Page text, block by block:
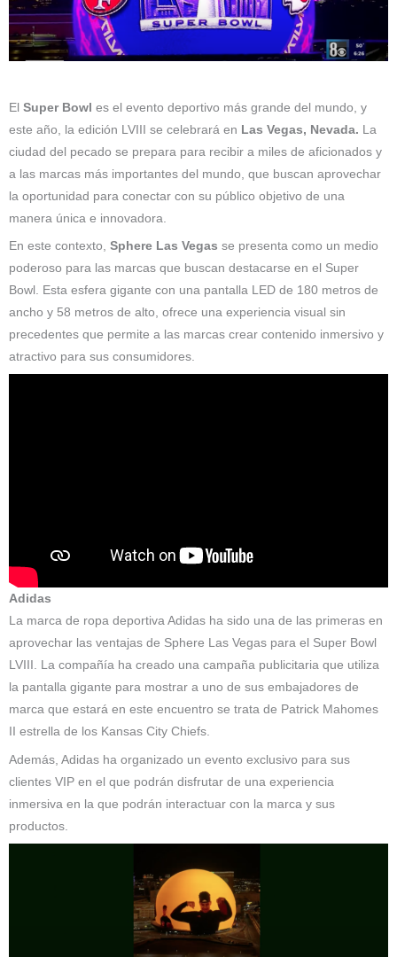
El Super Bowl es el evento deportivo más grande del mundo, y
este año, la edición LVIII se celebrará en Las Vegas, Nevada. La
ciudad del pecado se prepara para recibir a miles de aficionados y
a las marcas más importantes del mundo, que buscan aprovechar
la oportunidad para conectar con su público objetivo de una
manera única e innovadora.
En este contexto, Sphere Las Vegas se presenta como un medio
poderoso para las marcas que buscan destacarse en el Super
Bowl. Esta esfera gigante con una pantalla LED de 180 metros de
ancho y 58 metros de alto, ofrece una experiencia visual sin
precedentes que permite a las marcas crear contenido inmersivo y
atractivo para sus consumidores.
Adidas
La marca de ropa deportiva Adidas ha sido una de las primeras en
aprovechar las ventajas de Sphere Las Vegas para el Super Bowl
LVIII. La compañía ha creado una campaña publicitaria que utiliza
la pantalla gigante para mostrar a uno de sus embajadores de
marca que estará en este encuentro se trata de Patrick Mahomes
II estrella de los Kansas City Chiefs.
Además, Adidas ha organizado un evento exclusivo para sus
clientes VIP en el que podrán disfrutar de una experiencia
inmersiva en la que podrán interactuar con la marca y sus
productos.